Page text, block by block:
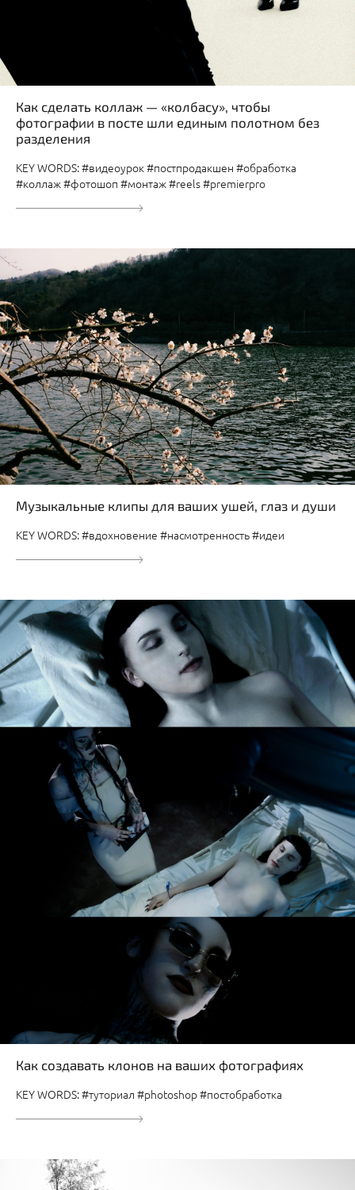
Как сделать коллаж — «колбасу», чтобы
фотографии в посте шли единым полотном без
разделения
KEY WORDS: #видеоурок #постпродакшен #обработка
#коллаж #фотошоп #монтаж #reels #premierpro
Музыкальные клипы для ваших ушей, глаз и души
KEY WORDS: #вдохновение #насмотренность #идеи
Как создавать клонов на ваших фотографиях
KEY WORDS: #туториал #photoshop #постобработка